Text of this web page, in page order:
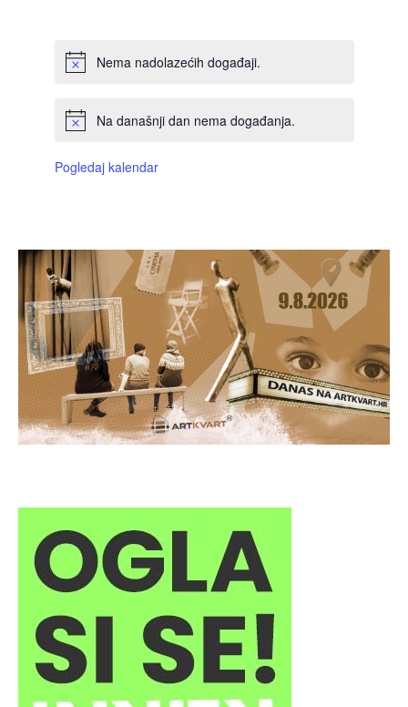
Nema nadolazećih događaji.
Na današnji dan nema događanja.
Pogledaj kalendar